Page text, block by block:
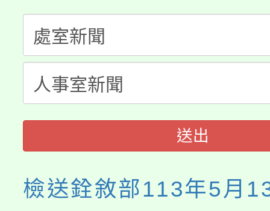
代理(課)教師甄選結果(
公告本校115學年度第
代理(課)教師甄選結果(
轉知中國文化大學推廣
《TA101》溝通分析基
心理、諮商輔導、社會
系所師生報名參加。
送出
檢送銓敘部113年5月